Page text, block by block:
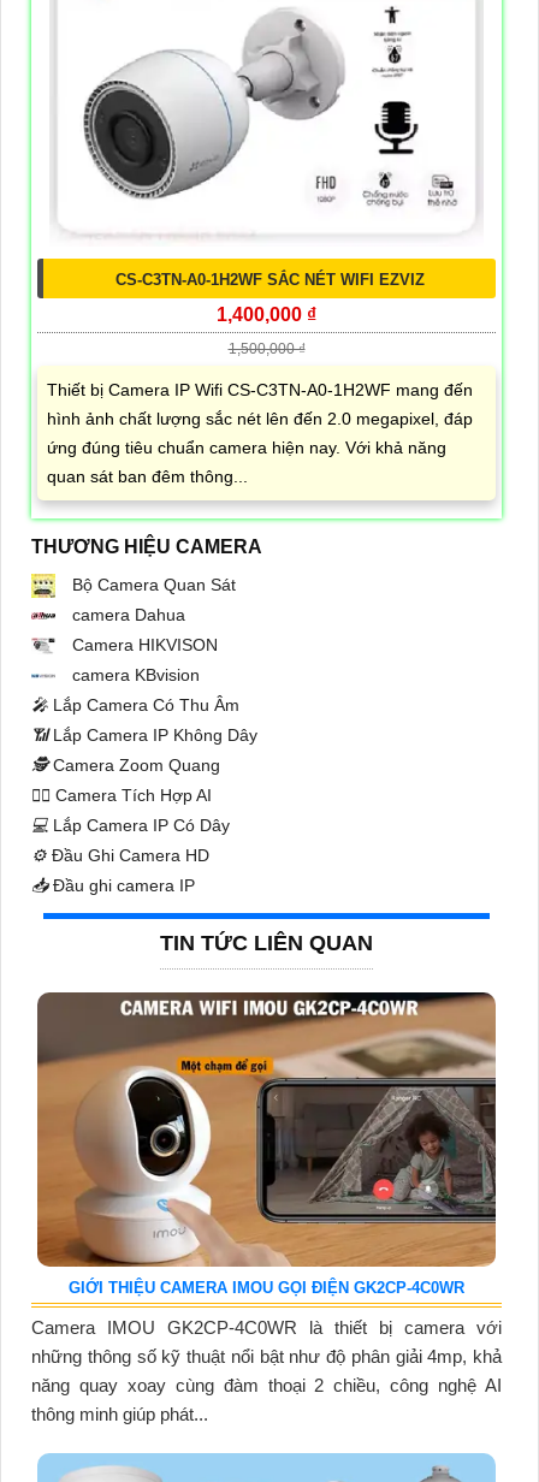
CS-C3TN-A0-1H2WF SẮC NÉT WIFI EZVIZ
1,400,000 ₫
1,500,000 ₫
Thiết bị Camera IP Wifi CS-C3TN-A0-1H2WF mang đến
hình ảnh chất lượng sắc nét lên đến 2.0 megapixel, đáp
ứng đúng tiêu chuẩn camera hiện nay. Với khả năng
quan sát ban đêm thông...
THƯƠNG HIỆU CAMERA
Bộ Camera Quan Sát
camera Dahua
Camera HIKVISON
camera KBvision
️🎤️ Lắp Camera Có Thu Âm
📶Lắp Camera IP Không Dây
🕵️Camera Zoom Quang
🧛‍♀️ Camera Tích Hợp AI
💻 Lắp Camera IP Có Dây
⚙️ Đầu Ghi Camera HD
📥Đầu ghi camera IP
TIN TỨC LIÊN QUAN
GIỚI THIỆU CAMERA IMOU GỌI ĐIỆN GK2CP-4C0WR
Camera IMOU GK2CP-4C0WR là thiết bị camera với
những thông số kỹ thuật nổi bật như độ phân giải 4mp, khả
năng quay xoay cùng đàm thoại 2 chiều, công nghệ AI
thông minh giúp phát...